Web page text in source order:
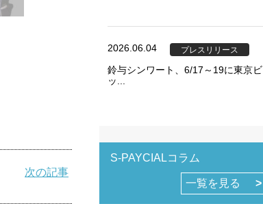
次の記事
2026.06.04 プレスリリース
鈴与シンワート、6/17～19に東京ビ
ッ...
S-PAYCIALコラム
一覧を見る
Cookie の確認と管理